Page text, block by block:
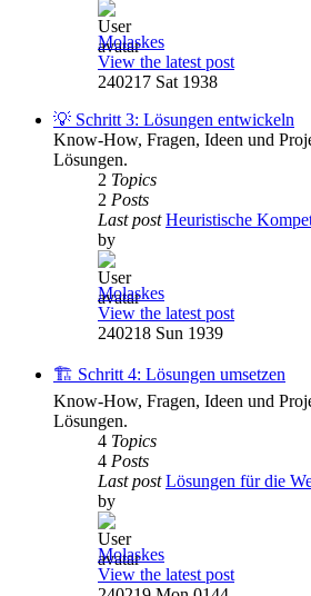
Molaskes
View the latest post
240217 Sat 1938
💡 Schritt 3: Lösungen entwickeln
Know-How, Fragen, Ideen und
Lösungen.
2 Topics
2 Posts
Last post Heuristische
by
Molaskes
View the latest post
240218 Sun 1939
🏗️ Schritt 4: Lösungen umsetzen
Know-How, Fragen, Ideen und
Lösungen.
4 Topics
4 Posts
Last post Lösungen für die
by
Molaskes
View the latest post